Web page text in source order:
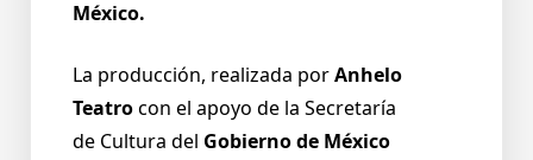
México.
La producción, realizada porAnhelo
Teatrocon el apoyo de la Secretaría
de Cultura del Gobierno de México